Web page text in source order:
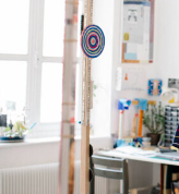
MAGAZINE
ESPACES DE
Recherche
Connexion